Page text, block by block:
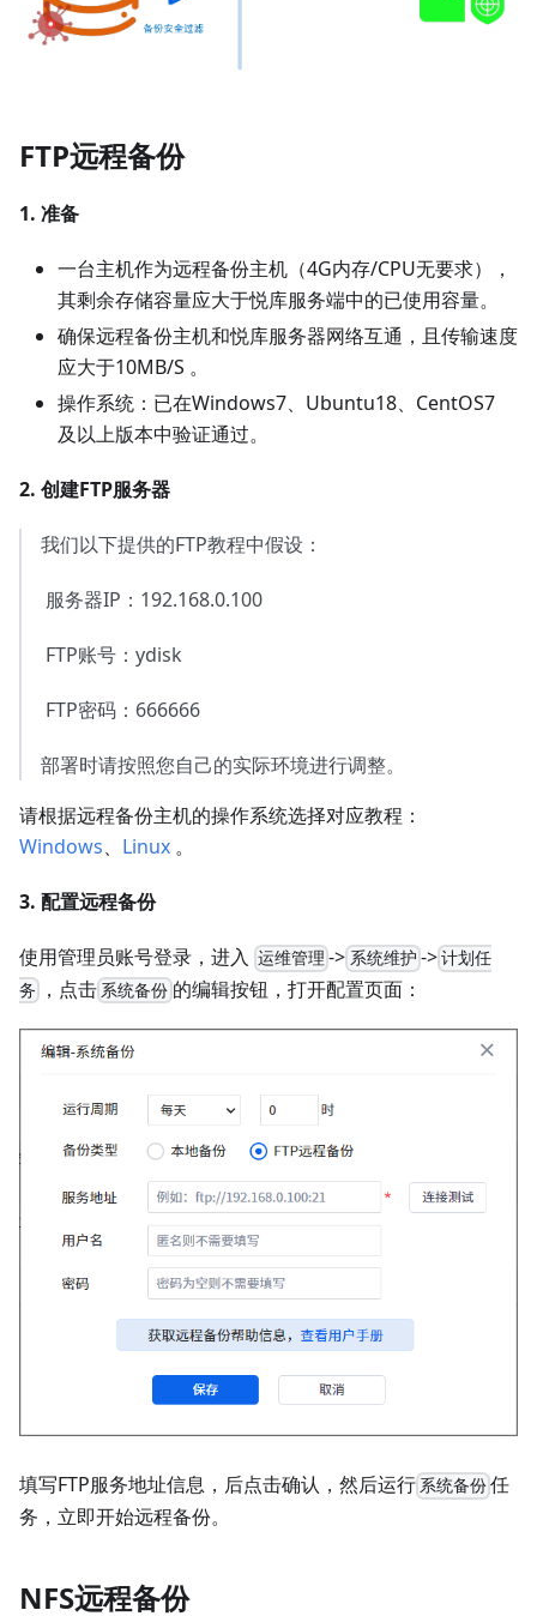
FTP远程备份
1. 准备
一台主机作为远程备份主机（4G内存/CPU无要求），
其剩余存储容量应大于悦库服务端中的已使用容量。
确保远程备份主机和悦库服务器网络互通，且传输速度
应大于10MB/S 。
操作系统：已在Windows7、Ubuntu18、CentOS7
及以上版本中验证通过。
2. 创建FTP服务器
我们以下提供的FTP教程中假设：
​ 服务器IP：192.168.0.100
​ FTP账号：ydisk
​ FTP密码：666666
部署时请按照您自己的实际环境进行调整。
请根据远程备份主机的操作系统选择对应教程：
Windows、 Linux 。
3. 配置远程备份
使用管理员账号登录，进入 运维管理 -> 系统维护 -> 计划任
务
，点击 系统备份 的编辑按钮，打开配置页面：
填写FTP服务地址信息，后点击确认，然后运行 系统备份 任
务，立即开始远程备份。
NFS远程备份